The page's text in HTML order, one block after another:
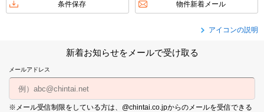
条件保存 物件新着メール
アイコンの説明
新着お知らせをメールで受け取る
メールアドレス
※メール受信制限をしている方は、@chintai.co.jpからのメールを受信できる